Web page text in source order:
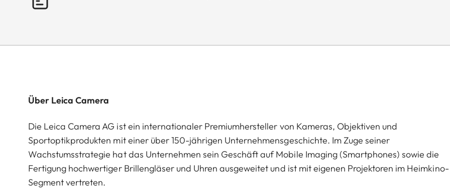
Über Leica Camera
Die Leica Camera AG ist ein internationaler Premiumhersteller von Kameras, Objektiven und
Sportoptikprodukten mit einer über 150-jährigen Unternehmensgeschichte. Im Zuge seiner
Wachstumsstrategie hat das Unternehmen sein Geschäft auf Mobile Imaging (Smartphones) sowie die
Fertigung hochwertiger Brillengläser und Uhren ausgeweitet und ist mit eigenen Projektoren im Heimkino-
Segment vertreten.